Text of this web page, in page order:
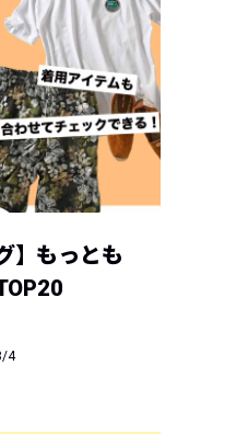
】もっとも
4